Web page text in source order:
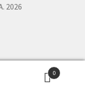
2026
0